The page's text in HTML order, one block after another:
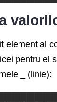
element al
pentru el
_ (linie):